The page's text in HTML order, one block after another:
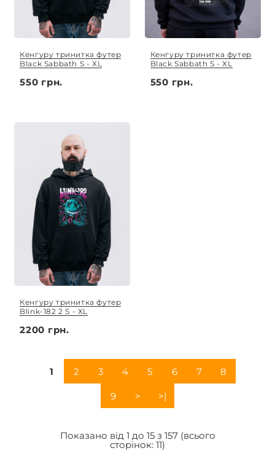
Кенгуру тринитка футер
Black Sabbath S - XL
550 грн.
Кенгуру тринитка футер
Black Sabbath S - XL
550 грн.
Кенгуру тринитка футер
Blink-182 2 S - XL
2200 грн.
1 2 3 4 5 6 7 8
9 > >|
Показано від 1 до 15 з 157 (всього
сторінок: 11)